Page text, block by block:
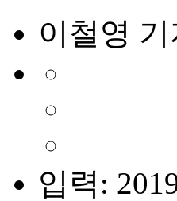
이철영 기
입력: